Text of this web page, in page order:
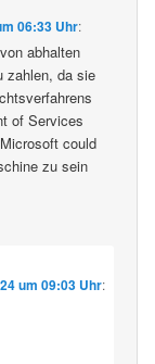
06:33 Uhr:
abhalten
zahlen, da sie
of Services
could
zu sein
um 09:03 Uhr: